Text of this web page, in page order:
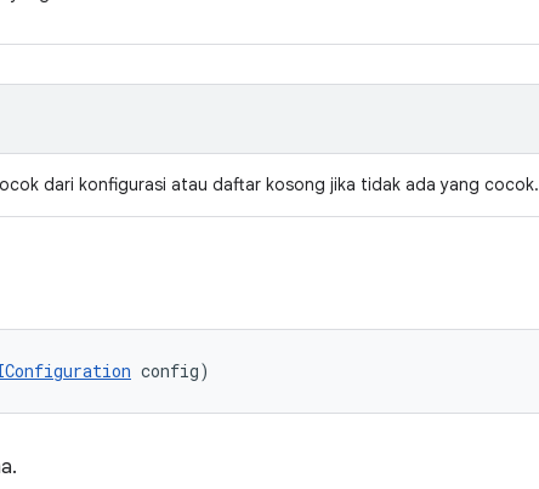
dari konfigurasi atau daftar kosong jika tidak ada yang cocok.
config)